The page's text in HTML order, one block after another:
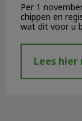
Per 1
chippen en
wat dit voor u
Lees hier